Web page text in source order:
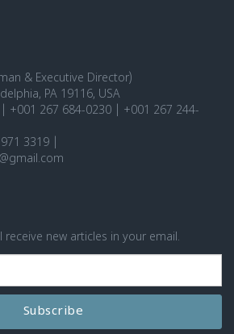
& Executive Director)
PA 19116, USA
+001 267 684-0230 | +001 267 244-
3319 |
receive new articles in your email.
Subscribe